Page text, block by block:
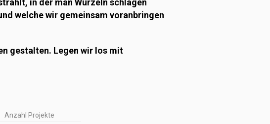
in der man Wurzeln schlagen
welche wir gemeinsam voranbringen
gestalten. Legen wir los mit
Anzahl Projekte